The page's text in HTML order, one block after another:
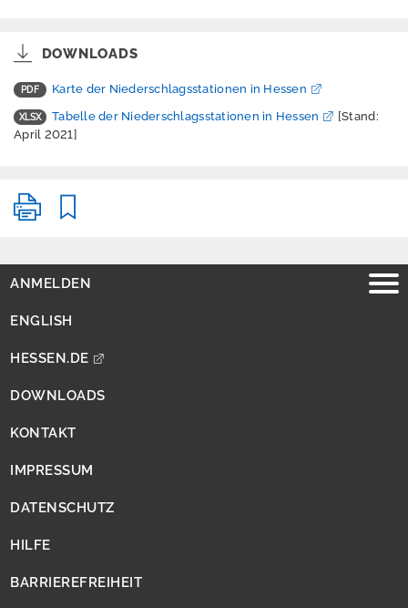
t
H
l
B
e
e
r
i
i
DOWNLOADS
Karte der Niederschlagsstationen in Hessen
Tabelle der Niederschlagsstationen in Hessen
[Stand:
April 2021]
ANMELDEN
ENGLISH
HESSEN.DE
DOWNLOADS
KONTAKT
IMPRESSUM
DATENSCHUTZ
HILFE
BARRIEREFREIHEIT